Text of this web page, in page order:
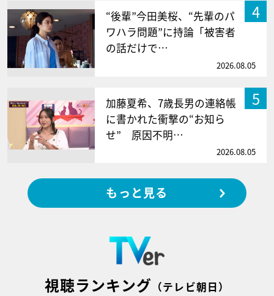
4
“後輩”今田美桜、“先輩のパ
ワハラ問題”に持論「被害者
の話だけで…
2026.08.05
5
加藤夏希、7歳長男の連絡帳
に書かれた衝撃の“お知ら
せ” 原因不明…
2026.08.05
もっと見る
視聴ランキング （テレビ朝日）